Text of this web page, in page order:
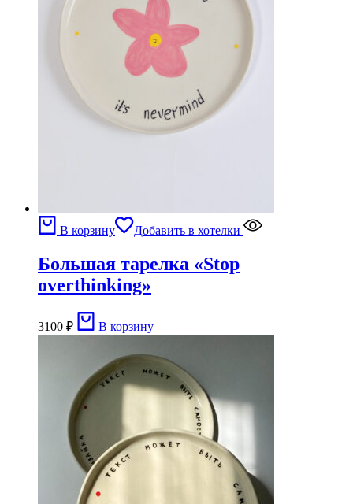
В корзину Добавить в хотелки
Большая тарелка «Stop
overthinking»
3100 ₽ В корзину